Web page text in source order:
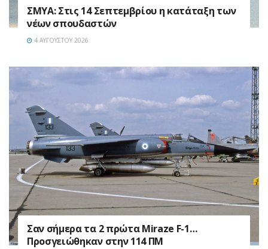
ΣΜΥΑ: Στις 14 Σεπτεμβρίου η κατάταξη των
νέων σπουδαστών
4 ΑΥΓΟΎΣΤΟΥ 2026
Σαν σήμερα τα 2 πρώτα Miraze F-1…
Προσγειώθηκαν στην 114 ΠΜ